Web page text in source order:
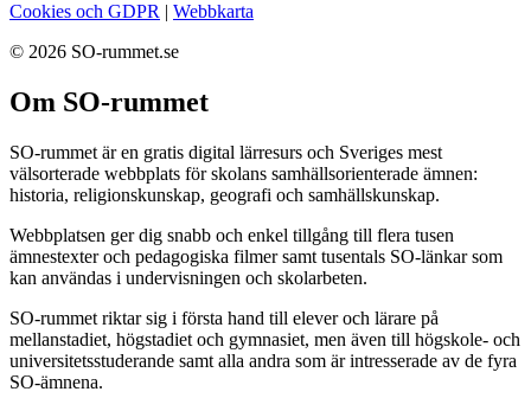
Cookies och GDPR | Webbkarta
© 2026 SO-rummet.se
Om SO-rummet
SO-rummet är en gratis digital lärresurs och Sveriges mest
välsorterade webbplats för skolans samhällsorienterade ämnen:
historia, religionskunskap, geografi och samhällskunskap.
Webbplatsen ger dig snabb och enkel tillgång till flera tusen
ämnestexter och pedagogiska filmer samt tusentals SO-länkar som
kan användas i undervisningen och skolarbeten.
SO-rummet riktar sig i första hand till elever och lärare på
mellanstadiet, högstadiet och gymnasiet, men även till högskole- och
universitetsstuderande samt alla andra som är intresserade av de fyra
SO-ämnena.